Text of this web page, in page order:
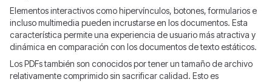
Elementos interactivos como hipervínculos, botones, formularios e
incluso multimedia pueden incrustarse en los documentos. Esta
característica permite una experiencia de usuario más atractiva y
dinámica en comparación con los documentos de texto estáticos.
Los PDFs también son conocidos por tener un tamaño de archivo
relativamente comprimido sin sacrificar calidad. Esto es